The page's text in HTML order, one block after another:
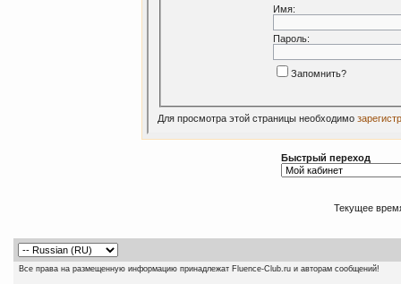
Имя:
Пароль:
Запомнить?
Для просмотра этой страницы необходимо
Быстрый переход
Текущее
Все права на размещенную информацию принадлежат Fluence-Club.ru и авторам сообщений!